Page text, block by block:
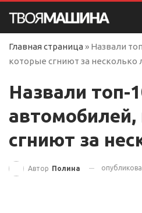
Главная страница » Назвали
которые сгниют за несколько
Назвали топ-
сгниют за
Автор Полина